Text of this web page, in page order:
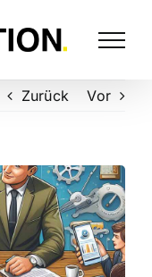
Zurück Vor